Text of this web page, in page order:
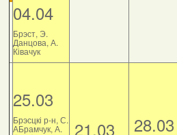
04.04
Брэст, Э.
Данцова, А.
Ківачук
25.03
Брэсцкі р-н, С.
АБрамчук, А. 21.03 28.03